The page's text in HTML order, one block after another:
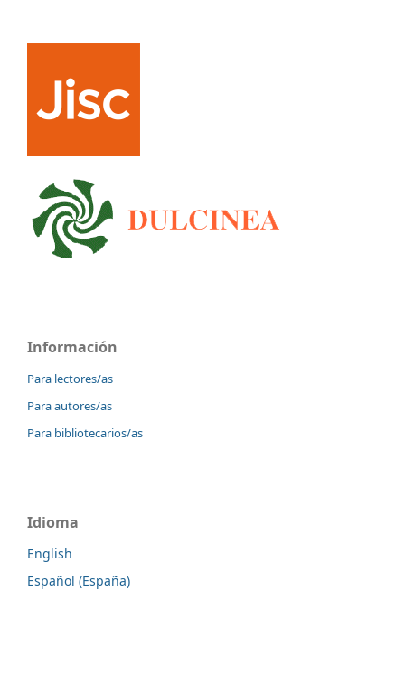
Información
Para lectores/as
Para autores/as
Para bibliotecarios/as
Idioma
English
Español (España)